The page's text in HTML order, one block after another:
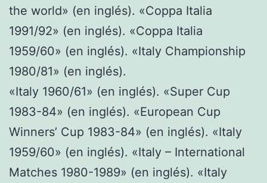
the world» (en inglés). «Coppa Italia
1991/92» (en inglés). «Coppa Italia
1959/60» (en inglés). «Italy Championship
1980/81» (en inglés).
«Italy 1960/61» (en inglés). «Super Cup
1983-84» (en inglés). «European Cup
Winners’ Cup 1983-84» (en inglés). «Italy
1959/60» (en inglés). «Italy – International
Matches 1980-1989» (en inglés). «Italy